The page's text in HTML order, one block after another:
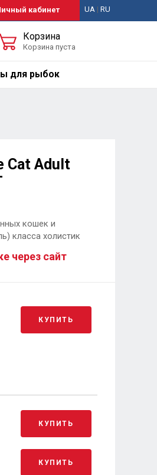
кабинет UA| RU
Корзина
Корзина пуста
для рыбок
Cat Adult
кошек и
класса холистик
через сайт
КУПИТЬ
КУПИТЬ
КУПИТЬ